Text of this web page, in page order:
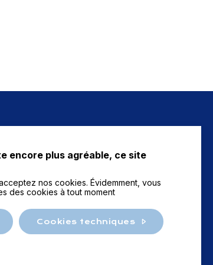
encore plus agréable, ce site
nos cookies. Évidemment, vous
des cookies à tout moment
Cookies techniques